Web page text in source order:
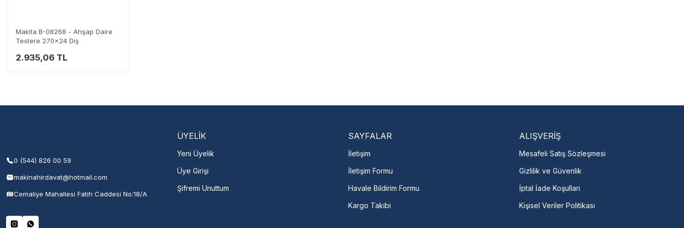
Makita B-08268 - Ahşap Daire
Testere 270x24 Diş
2.935,06 TL
0 (544) 826 00 59
makinahirdavat@hotmail.com
Cemaliye Mahallesi Fatih Caddesi No:18/A
ÜYELİK
Yeni Üyelik
Üye Girişi
Şifremi Unuttum
SAYFALAR
İletişim
İletişim Formu
Havale Bildirim Formu
Kargo Takibi
ALIŞVERİŞ
Mesafeli Satış Sözleşmesi
Gizlilik ve Güvenlik
İptal İade Koşullari
Kişisel Veriler Politikası